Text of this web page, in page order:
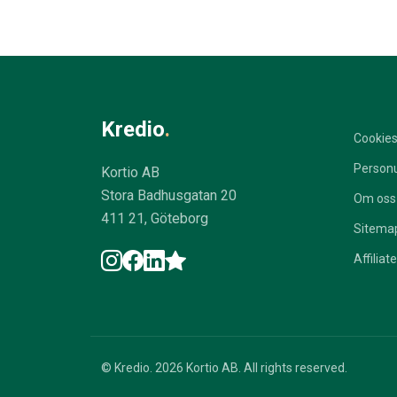
Kredio.
Kortio AB
Stora Badhusgatan 20
411 21, Göteborg
Cookies
Om oss
Affiliate
© Kredio. 2026 Kortio AB. All rights reserved.